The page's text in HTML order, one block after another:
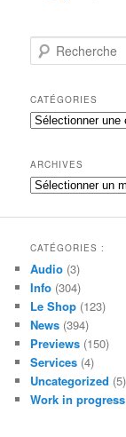
e
h
e
r
h
e
CATÉGORIES
Catégories
ARCHIVES
Archives
CATÉGORIES :
Audio (3)
Info (304)
Le Shop (123)
News (394)
Previews (150)
Services (4)
Uncategorized (5)
Work in